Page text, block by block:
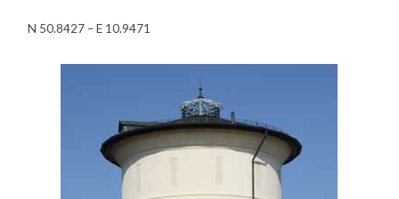
N 50.8427 – E 10.9471